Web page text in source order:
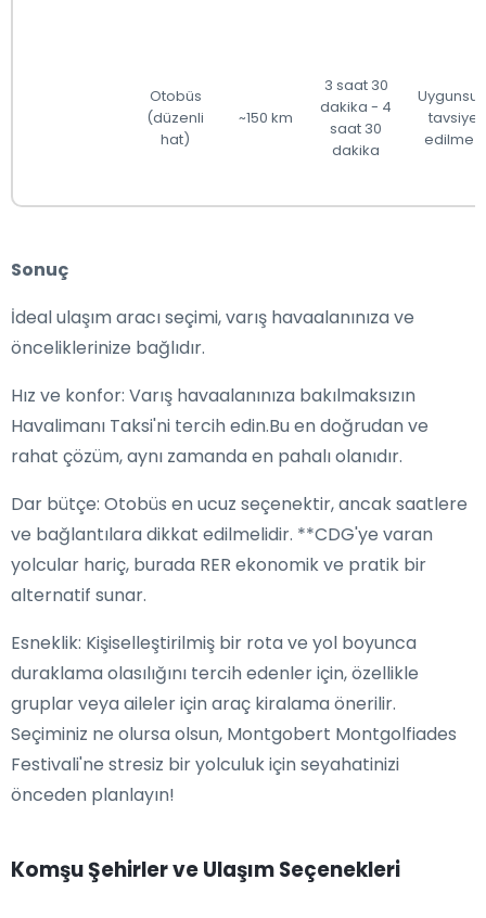
Otobüs
(düzenli
hat)
~150 km
3 saat 30
dakika - 4
saat 30
dakika
tavsiye
edilmez
Sonuç
İdeal ulaşım aracı seçimi, varış havaalanınıza ve
önceliklerinize bağlıdır.
Hız ve konfor: Varış havaalanınıza bakılmaksızın
Havalimanı Taksi'ni tercih edin.Bu en doğrudan ve
rahat çözüm, aynı zamanda en pahalı olanıdır.
Dar bütçe: Otobüs en ucuz seçenektir, ancak saatlere
ve bağlantılara dikkat edilmelidir. **CDG'ye varan
yolcular hariç, burada RER ekonomik ve pratik bir
alternatif sunar.
Esneklik: Kişiselleştirilmiş bir rota ve yol boyunca
duraklama olasılığını tercih edenler için, özellikle
gruplar veya aileler için araç kiralama önerilir.
Seçiminiz ne olursa olsun, Montgobert Montgolfiades
Festivali'ne stresiz bir yolculuk için seyahatinizi
önceden planlayın!
Komşu Şehirler ve Ulaşım Seçenekleri